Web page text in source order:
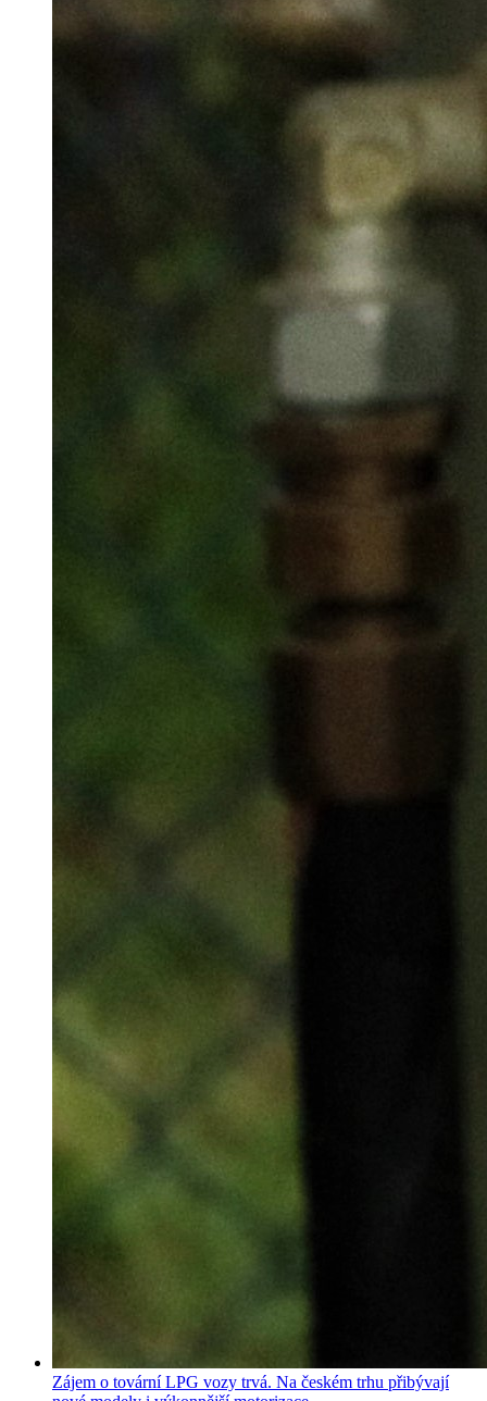
Zájem o tovární LPG vozy trvá. Na českém trhu přibývají